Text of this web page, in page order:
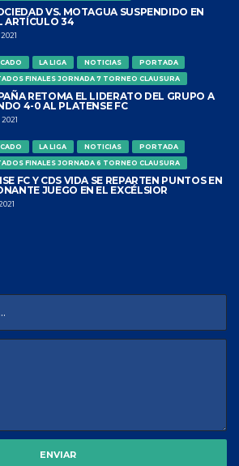
VS. MOTAGUA SUSPENDIDO EN
ARTÍCULO 34
LA LIGA NOTICIAS
PORTADA
FINALES JORNADA 7 TORNEO CLAUSURA
RETOMA EL LIDERATO DEL GRUPO A
4-0 AL PLATENSE FC
LA LIGA NOTICIAS
PORTADA
FINALES JORNADA 6 TORNEO CLAUSURA
FC Y CDS VIDA SE REPARTEN PUNTOS EN
JUEGO EN EL EXCÉLSIOR